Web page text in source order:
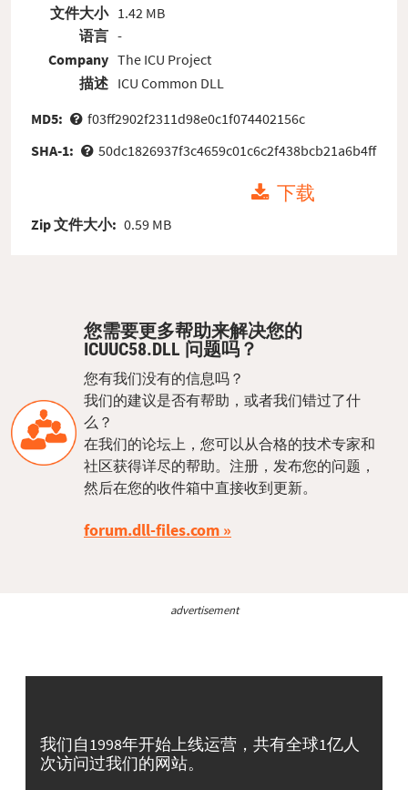
文件大小
语言
Company
描述
1.42 MB
-
The ICU Project
ICU Common DLL
MD5:
f03ff2902f2311d98e0c1f074402156c
SHA-1:
50dc1826937f3c4659c01c6c2f438bcb21a6b4ff
下载
Zip 文件大小: 0.59 MB
您需要更多帮助来解决您的
ICUUC58.DLL 问题吗？
您有我们没有的信息吗？
我们的建议是否有帮助，或者我们错过了什
么？
在我们的论坛上，您可以从合格的技术专家和
社区获得详尽的帮助。注册，发布您的问题，
然后在您的收件箱中直接收到更新。
forum.dll-files.com
advertisement
我们自1998年开始上线运营，共有全球1亿人
次访问过我们的网站。